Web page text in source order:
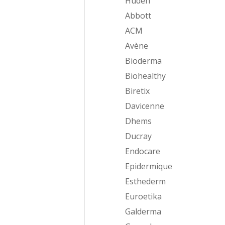
Abbott
ACM
Avène
Bioderma
Biohealthy
Biretix
Davicenne
Dhems
Ducray
Endocare
Epidermique
Esthederm
Euroetika
Galderma